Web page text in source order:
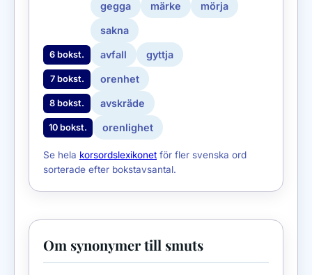
gegga märke mörja
sakna
6 bokst. avfall gyttja
7 bokst. orenhet
8 bokst. avskräde
10 bokst. orenlighet
Se hela korsordslexikonet för fler svenska ord
sorterade efter bokstavsantal.
Om synonymer till smuts